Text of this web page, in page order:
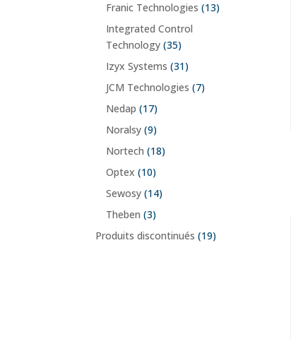
Franic Technologies (13)
Integrated Control
Technology (35)
Izyx Systems (31)
JCM Technologies (7)
Nedap (17)
Noralsy (9)
Nortech (18)
Optex (10)
Sewosy (14)
Theben (3)
Produits discontinués (19)